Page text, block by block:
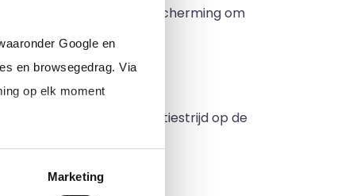
Google en
en browsegedrag. Via
op elk moment
Marketing
vorm van arbeidsbescherming om
positie in de concurrentiestrijd op de